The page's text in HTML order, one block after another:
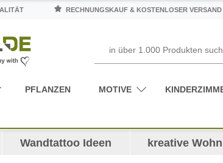
RECHNUNGSKAUF & KOSTENLOSER
PFLANZEN MOTIVE
Wandtattoo Ideen kreative